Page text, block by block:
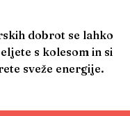
dobrot se lahko
s kolesom in si
sveže energije.